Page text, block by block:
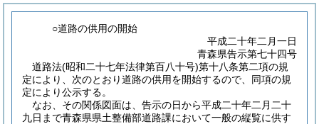
○道路の供用の開始
平成二十年二月一日
青森県告示第七十四号
道路法(昭和二十七年法律第百八十号)第十八条第二項の規
定により、次のとおり道路の供用を開始するので、同項の規
定により公示する。
なお、その関係図面は、告示の日から平成二十年二月二十
九日まで青森県県土整備部道路課において一般の縦覧に供す